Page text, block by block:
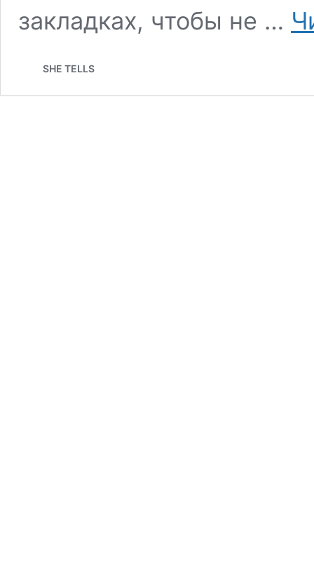
закладках, чтобы не …
SHE TELLS